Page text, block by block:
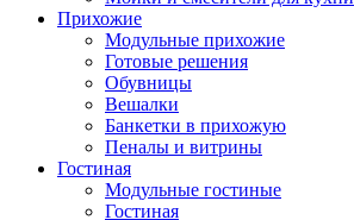
Прихожие
Модульные прихожие
Готовые решения
Обувницы
Вешалки
Банкетки в прихожую
Пеналы и витрины
Гостиная
Модульные гостиные
Гостиная